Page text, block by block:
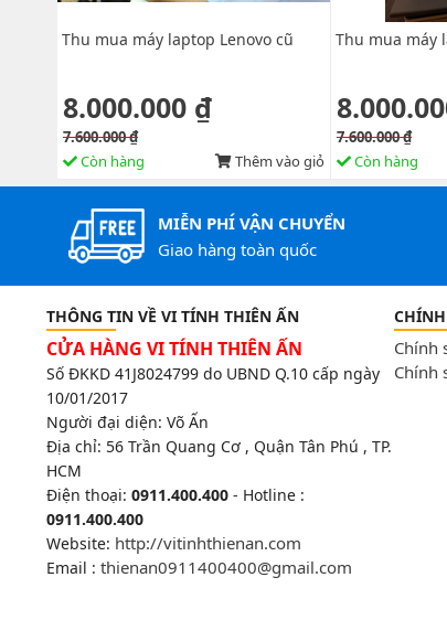
Thu mua máy laptop Lenovo cũ
8.000.000 ₫
7.600.000 ₫
Còn hàng
Thêm vào giỏ
Thu mua máy
7.600.000 ₫
Còn hàng
MIỄN PHÍ VẬN CHUYỂN
Giao hàng toàn quốc
THÔNG TIN VỀ VI TÍNH THIÊN ẤN
CỬA HÀNG VI TÍNH THIÊN ẤN
Số ĐKKD 41J8024799 do UBND Q.10 cấp ngày
10/01/2017
Người đại diện: Võ Ấn
Địa chỉ: 56 Trần Quang Cơ , Quận Tân Phú , TP.
HCM
Điện thoại: 0911.400.400 - Hotline :
0911.400.400
Website: http://vitinhthienan.com
Email : thienan0911400400@gmail.com
Chính
Chính